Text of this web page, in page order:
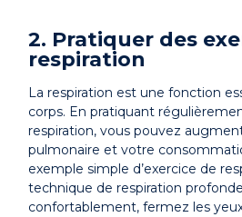
2. Pratiquer des
respiration
La respiration est une fonction
corps. En pratiquant
respiration, vous pouvez
pulmonaire et votre
exemple simple d’exercice de
technique de respiration
confortablement, fermez les